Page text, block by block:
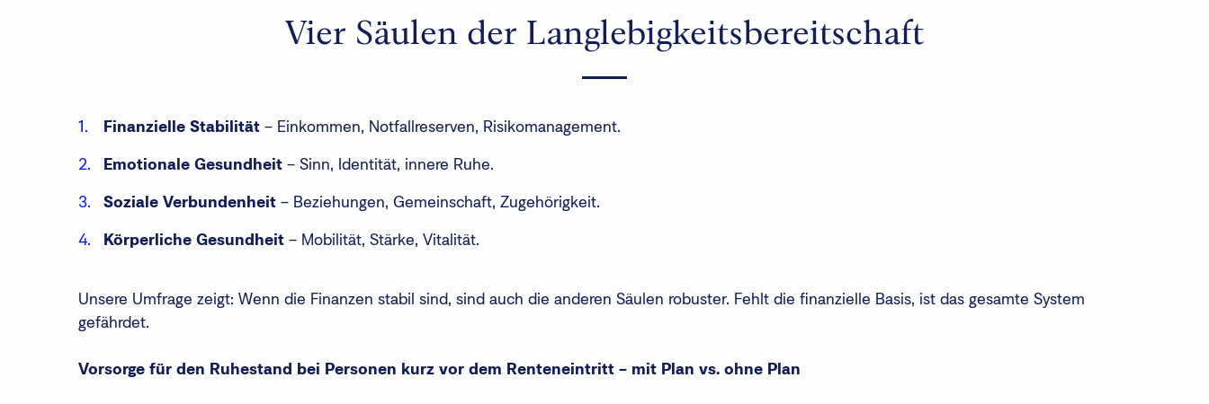
Vier Säulen der Langlebigkeitsbereitschaft
Finanzielle Stabilität – Einkommen, Notfallreserven, Risikomanagement.
Emotionale Gesundheit – Sinn, Identität, innere Ruhe.
Soziale Verbundenheit – Beziehungen, Gemeinschaft, Zugehörigkeit.
Körperliche Gesundheit – Mobilität, Stärke, Vitalität.
Unsere Umfrage zeigt: Wenn die Finanzen stabil sind, sind auch die anderen Säulen robuster. Fehlt die finanzielle Basis, ist das gesamte System
gefährdet.
Vorsorge für den Ruhestand bei Personen kurz vor dem Renteneintritt – mit Plan vs. ohne Plan